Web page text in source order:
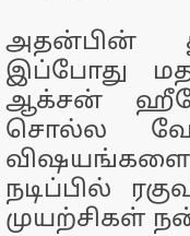
அதன்பின்
இப்போது
ஆக்சன்
சொல்ல
விஷயங்களை
நடிப்பில்
முயற்சிகள்